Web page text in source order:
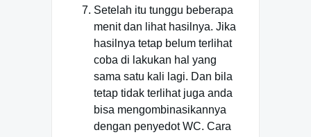
Setelah itu tunggu beberapa
menit dan lihat hasilnya. Jika
hasilnya tetap belum terlihat
coba di lakukan hal yang
sama satu kali lagi. Dan bila
tetap tidak terlihat juga anda
bisa mengombinasikannya
dengan penyedot WC. Cara